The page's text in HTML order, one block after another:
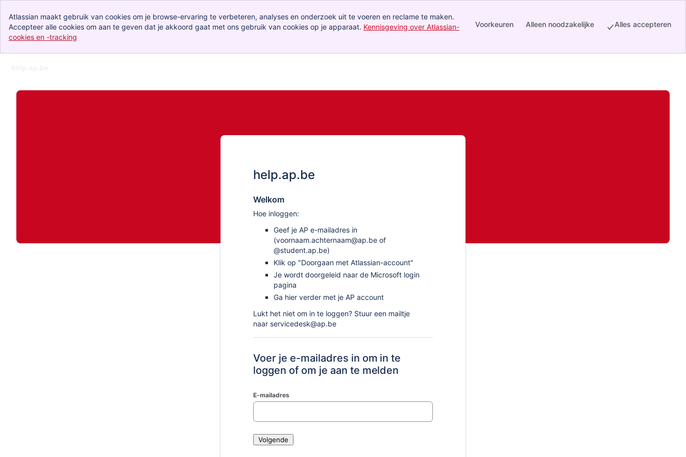
Atlassian maakt gebruik van cookies om je browse-ervaring te verbeteren, analyses en onderzoek uit te voeren en reclame te maken.
Accepteer alle cookies om aan te geven dat je akkoord gaat met ons gebruik van cookies op je apparaat. Kennisgeving over Atlassian-
cookies en -tracking
Voorkeuren Alleen noodzakelijke Alles accepteren
help.ap.be
Welkom
Hoe inloggen:
Geef je AP e-mailadres in
(voornaam.achternaam@ap.be of
@student.ap.be)
Klik op "Doorgaan met Atlassian-account"
Je wordt doorgeleid naar de Microsoft login
pagina
Ga hier verder met je AP account
Lukt het niet om in te loggen? Stuur een mailtje
naar servicedesk@ap.be
Voer je e-mailadres in om in te
loggen of om je aan te melden
E-mailadres
Volgende